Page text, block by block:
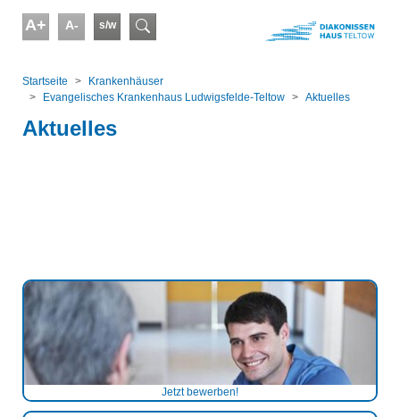
A+ A- s/w Suchformular
Startseite
Kranken­häuser
Evangelisches Krankenhaus Ludwigsfelde-Teltow
Aktuelles
Aktuelles
Jetzt bewerben!